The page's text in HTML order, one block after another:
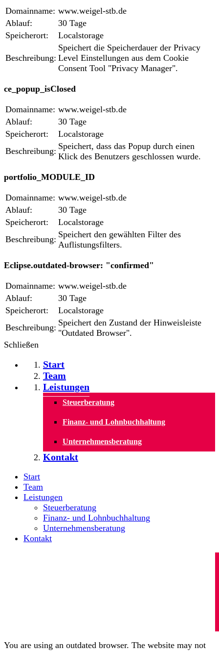
Domainname: www.weigel-stb.de
Ablauf:
30 Tage
Speicherort:
Localstorage
Beschreibung:
Speichert die Speicherdauer der Privacy
Level Einstellungen aus dem Cookie
Consent Tool "Privacy Manager".
ce_popup_isClosed
Domainname: www.weigel-stb.de
Ablauf:
30 Tage
Speicherort:
Localstorage
Beschreibung: Speichert, dass das Popup durch einen
Klick des Benutzers geschlossen wurde.
portfolio_MODULE_ID
Domainname: www.weigel-stb.de
Ablauf:
30 Tage
Speicherort:
Localstorage
Beschreibung: Speichert den gewählten Filter des
Auflistungsfilters.
Eclipse.outdated-browser: "confirmed"
Domainname: www.weigel-stb.de
Ablauf:
30 Tage
Speicherort:
Localstorage
Beschreibung: Speichert den Zustand der Hinweisleiste
"Outdated Browser".
Schließen
Start
Team
Leistungen
Steuerberatung
Finanz- und Lohnbuchhaltung
Unternehmensberatung
Kontakt
Start
Team
Leistungen
Steuerberatung
Finanz- und Lohnbuchhaltung
Unternehmensberatung
Kontakt
You are using an outdated browser. The website may not